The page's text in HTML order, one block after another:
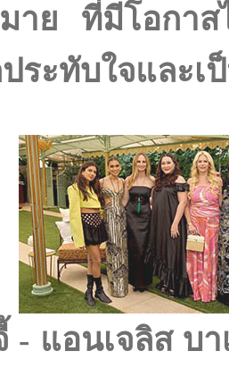
าย ที่มีโอกา
ประทับใจและเ
- แอนเจลิส บ